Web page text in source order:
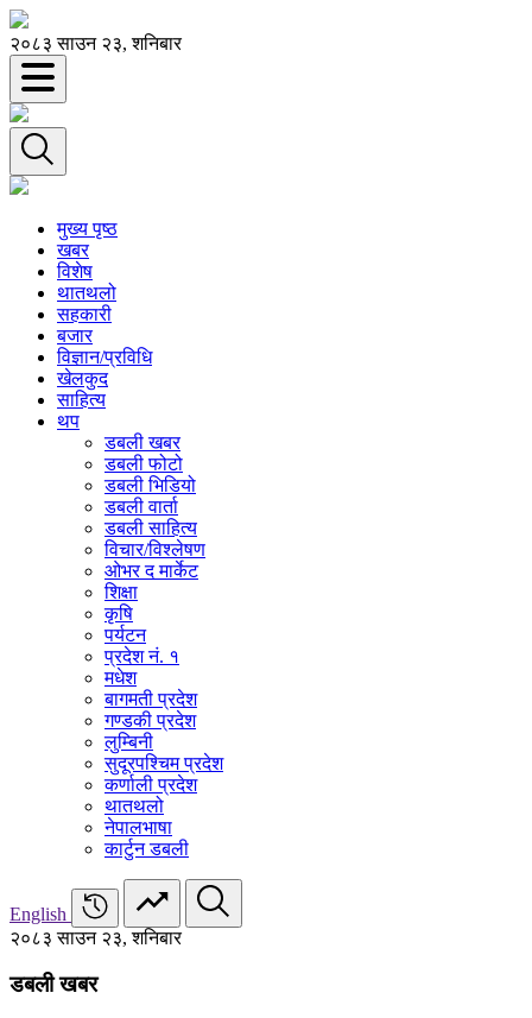
२०८३ साउन २३, शनिबार
मुख्य पृष्ठ
खबर
विशेष
थातथलो
सहकारी
बजार
विज्ञान/प्रविधि
खेलकुद
साहित्य
थप
डबली खबर
डबली फोटो
डबली भिडियो
डबली वार्ता
डबली साहित्य
विचार/विश्‍लेषण
ओभर द मार्केट
शिक्षा
कृषि
पर्यटन
प्रदेश नं. १
मधेश
बागमती प्रदेश
गण्डकी प्रदेश
लुम्बिनी
सुदूरपश्चिम प्रदेश
कर्णाली प्रदेश
थातथलो
नेपालभाषा
कार्टुन डबली
English
२०८३ साउन २३, शनिबार
डबली खबर